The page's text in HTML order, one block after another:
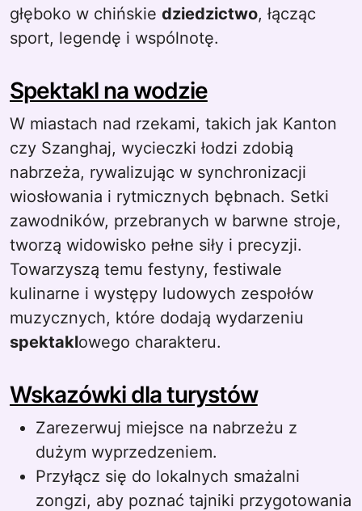
głęboko w chińskie dziedzictwo, łącząc
sport, legendę i wspólnotę.
Spektakl na wodzie
W miastach nad rzekami, takich jak Kanton
czy Szanghaj, wycieczki łodzi zdobią
nabrzeża, rywalizując w synchronizacji
wiosłowania i rytmicznych bębnach. Setki
zawodników, przebranych w barwne stroje,
tworzą widowisko pełne siły i precyzji.
Towarzyszą temu festyny, festiwale
kulinarne i występy ludowych zespołów
muzycznych, które dodają wydarzeniu
spektaklowego charakteru.
Wskazówki dla turystów
Zarezerwuj miejsce na nabrzeżu z
dużym wyprzedzeniem.
Przyłącz się do lokalnych smażalni
zongzi, aby poznać tajniki przygotowania